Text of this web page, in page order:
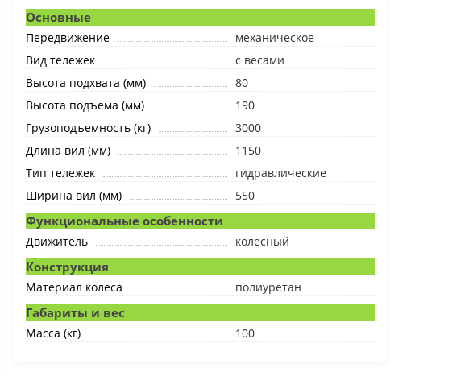
Основные
Передвижение
механическое
Вид тележек
c весами
Высота подхвата (мм)
80
Высота подъема (мм)
190
Грузоподъемность (кг)
3000
Длина вил (мм)
1150
Тип тележек
гидравлические
Ширина вил (мм)
550
Функциональные особенности
Движитель колесный
Конструкция
Материал колеса полиуретан
Габариты и вес
Масса (кг) 100